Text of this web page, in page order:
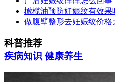
橄榄油预防妊娠纹有效果
做腹壁整形去妊娠纹价格
科普推荐
疾病知识 健康养生